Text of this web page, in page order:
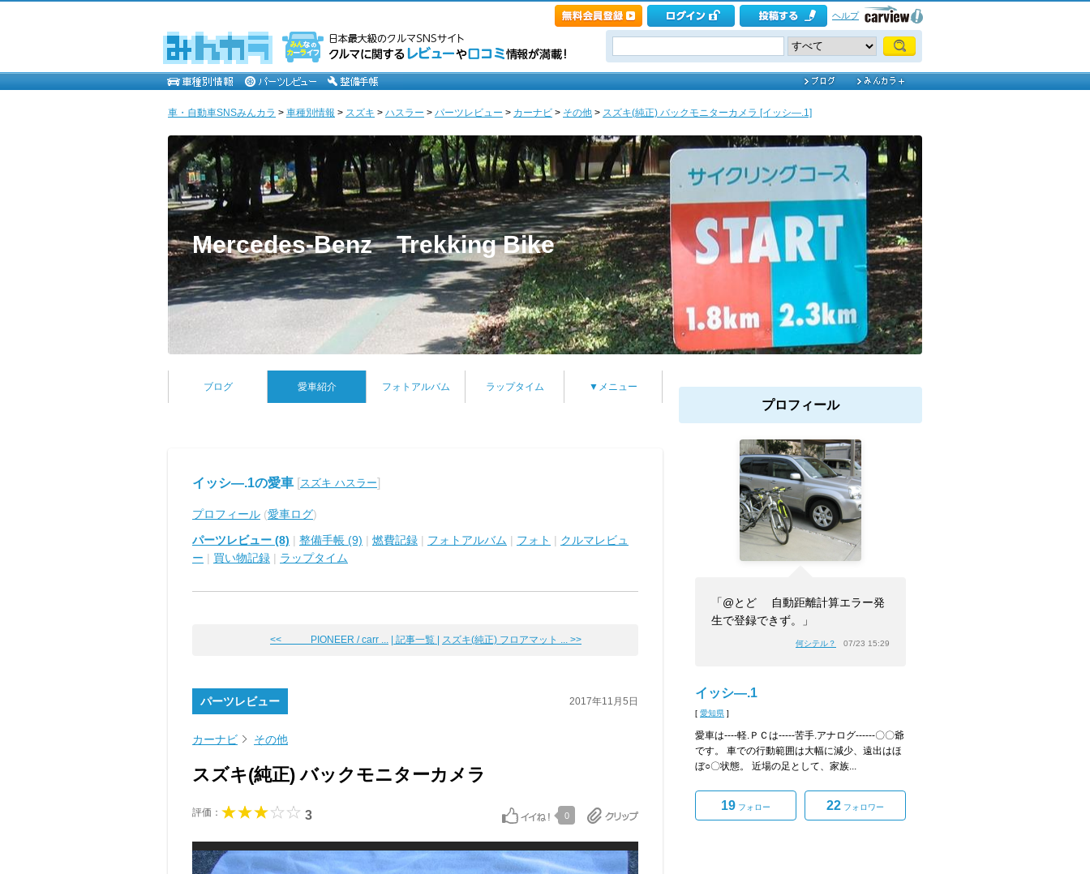
ヘルプ
車・自動車SNSみんカラ > 車種別情報 > スズキ > ハスラー > パーツレビュー > カーナビ > その他 > スズキ(純正) バックモニターカメラ [イッシ―.1]
Mercedes-Benz Trekking Bike
ブログ 愛車紹介 フォトアルバム ラップタイム ▼メニュー
イッシ―.1の愛車 [スズキ ハスラー]
プロフィール (愛車ログ)
パーツレビュー (8) | 整備手帳 (9) | 燃費記録 | フォトアルバム | フォト | クルマレビュ
ー | 買い物記録 | ラップタイム
<< PIONEER / carr ... | 記事一覧 | スズキ(純正) フロアマット ... >>
パーツレビュー 2017年11月5日
カーナビ その他
スズキ(純正) バックモニターカメラ
評価： 3 0
プロフィール
「@とど 自動距離計算エラー発
生で登録できず。」
何シテル？ 07/23 15:29
イッシ―.1
[ 愛知県 ]
愛車は----軽.ＰＣは-----苦手.アナログ------〇〇爺
です。 車での行動範囲は大幅に減少、遠出はほ
ぼ○〇状態。 近場の足として、家族...
19 フォロー 22 フォロワー